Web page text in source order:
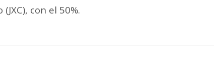
con el 50%.